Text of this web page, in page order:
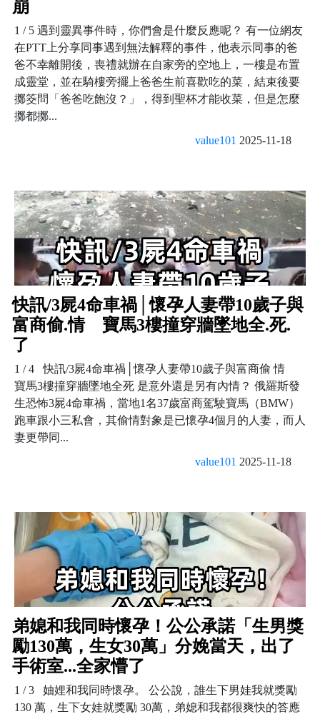
崩
1 / 5 遇到靈異事件時，你們會是什麼反應呢？ 有一位網友
在PTT上分享同事遇到無法解釋的事件，他表示同事的爸
爸不幸離開後，喪禮就辦在自家旁的空地上，一樓是布置
成靈堂，並在騎樓旁擺上爸爸生前喜歡吃的菜，結束後要
擲筊問「爸爸吃飽沒？」，得到聖杯才能收菜，但是怎麼
擲都擲...
value101 2025-11-18
快訊/3屍4命車禍│懷孕人妻帶10歲子與
富商偷.情 寶馬3樓撞穿牆墜地全.死.
了
1 / 4 快訊/3屍4命車禍│懷孕人妻帶10歲子與富商偷 情
寶馬3樓撞穿牆墜地全死 是意外還是另有內情？ 俄羅斯發
生恐怖3屍4命車禍，當地1名37歲富商駕駛寶馬（BMW）
跑車跟小三私會，其偷情對象是已懷孕4個月的人妻，而人
妻更帶同...
value101 2025-11-18
弟媳和我同時懷孕！公公承諾「生男獎
勵130萬，生女30萬」分娩當天，出了
手術室...全家懵了
1 / 3 妯娌和我同時懷孕。 公公說，誰生下男娃我就獎勵
130 萬，生下女娃就獎勵 30萬，弟媳和我都很爽快的答應